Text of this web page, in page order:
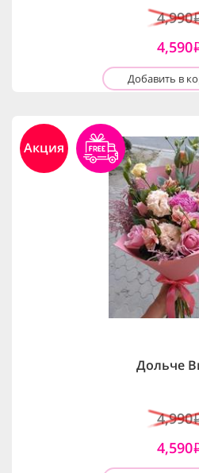
4,990
4,590
Добавить в
Акция
Дольче
4,990
4,590